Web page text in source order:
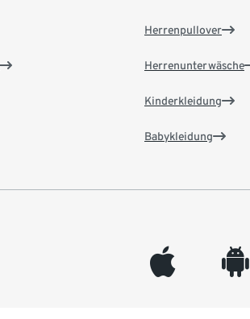
Herrenpullover
Herrenunterwäsche
Kinderkleidung
Babykleidung
appleinc android